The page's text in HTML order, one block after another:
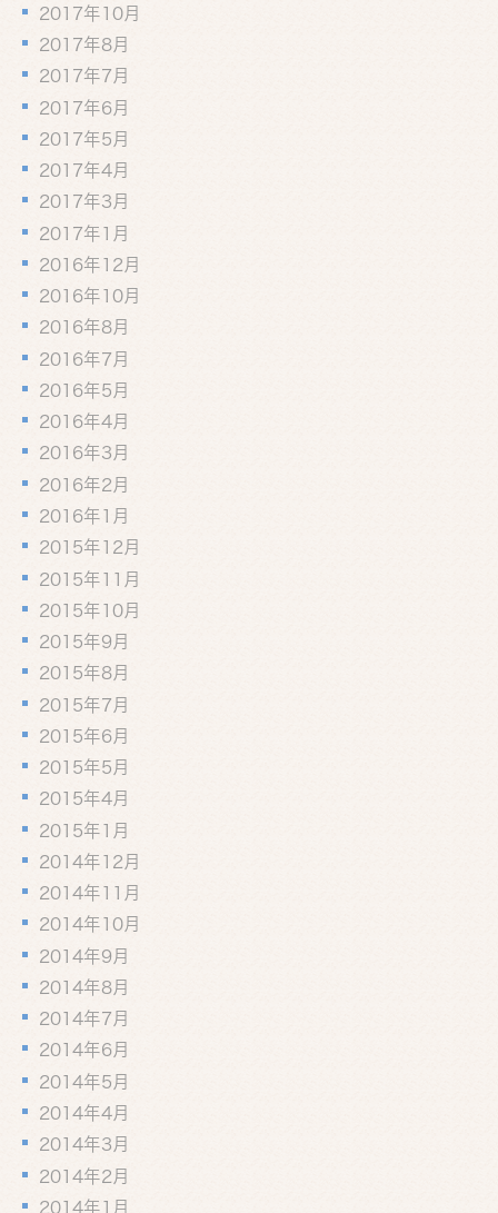
2017年10月
2017年8月
2017年7月
2017年6月
2017年5月
2017年4月
2017年3月
2017年1月
2016年12月
2016年10月
2016年8月
2016年7月
2016年5月
2016年4月
2016年3月
2016年2月
2016年1月
2015年12月
2015年11月
2015年10月
2015年9月
2015年8月
2015年7月
2015年6月
2015年5月
2015年4月
2015年1月
2014年12月
2014年11月
2014年10月
2014年9月
2014年8月
2014年7月
2014年6月
2014年5月
2014年4月
2014年3月
2014年2月
2014年1月